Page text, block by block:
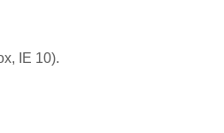
IE 10).